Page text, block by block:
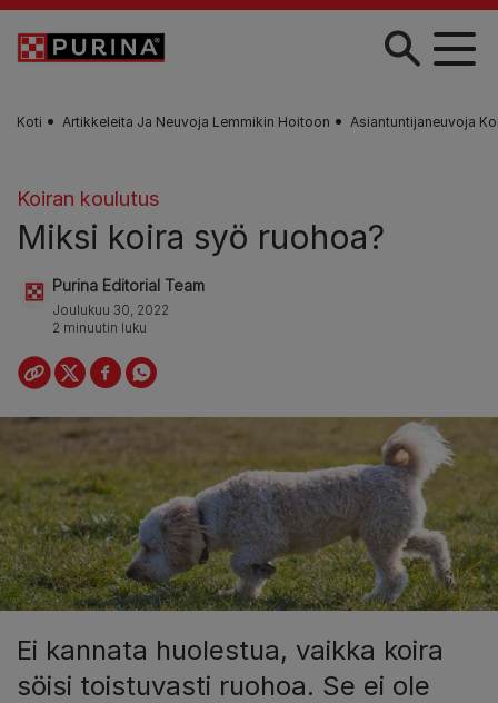
Skip to main content
Koti Artikkeleita Ja Neuvoja Lemmikin Hoitoon Asiantuntijaneuvoja
Koiran koulutus
Miksi koira syö ruohoa?
Purina Editorial Team
Joulukuu 30, 2022
2 minuutin luku
Ei kannata huolestua, vaikka koira
söisi toistuvasti ruohoa. Se ei ole